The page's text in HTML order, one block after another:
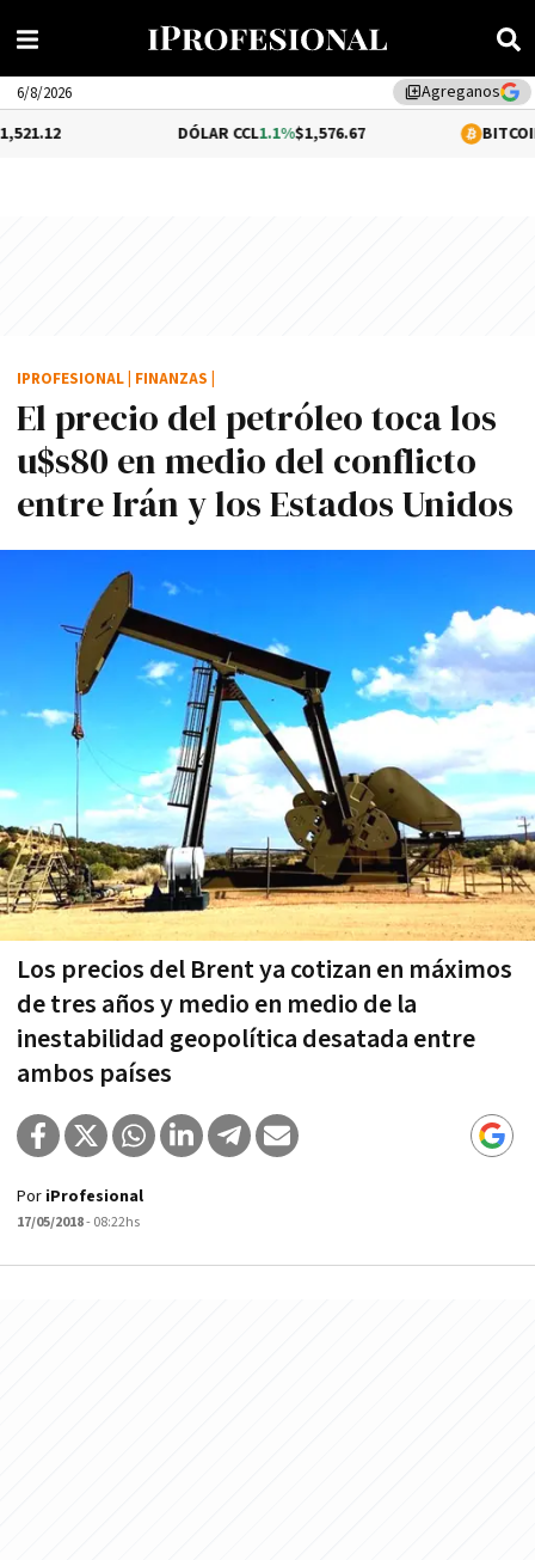
library_addAgreganos
6/8/2026
1.1%$1,576.67 0.26%
El precio del petróleo toca los
u$s80 en medio del conflicto
entre Irán y los Estados Unidos
Los precios del Brent ya cotizan en máximos
de tres años y medio en medio de la
inestabilidad geopolítica desatada entre
ambos países
IPROFESIONAL FINANZAS
Por iProfesional
17/05/2018- 08:22hs